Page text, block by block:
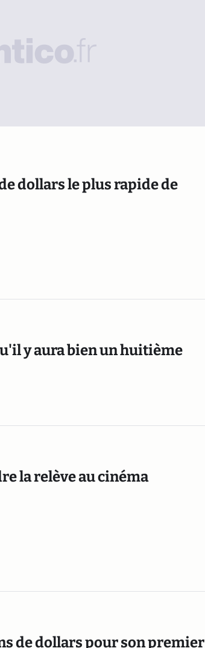
dollars le plus rapide de
y aura bien un huitième
la relève au cinéma
de dollars pour son premier